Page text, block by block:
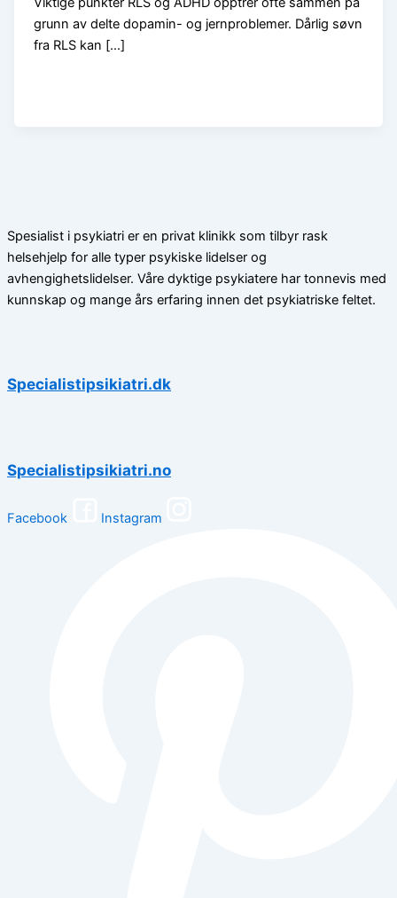
grunn av delte dopamin- og jernproblemer. Dårlig søvn
fra RLS kan […]
Spesialist i psykiatri er en privat klinikk som tilbyr rask
helsehjelp for alle typer psykiske lidelser og
avhengighetslidelser. Våre dyktige psykiatere har tonnevis med
kunnskap og mange års erfaring innen det psykiatriske feltet.
Specialistipsikiatri.dk
Specialistipsikiatri.no
Facebook Instagram